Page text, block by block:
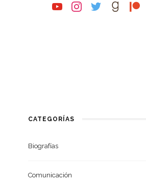
youtubeinstagramtwitter
CATEGORÍAS
Biografías
Comunicación